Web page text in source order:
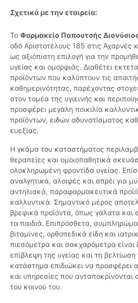
Σχετικά με την εταιρεία:
Το Φαρμακείο Παπουτσής
οδό Αριστοτέλους 185 στις Αχαρνές
ως αξιόπιστη επιλογή για την
υγείας και ομορφιάς. Διαθέτει
προϊόντων που καλύπτουν τις
καθημερινότητας, παρέχοντας
στον τομέα της υγιεινής και
προσφέρει μεγάλη ποικιλία
προϊόντων, ειδών αδυνατίσματος
ευεξίας.
Η γκάμα του καταστήματος
θεραπείες και ομοιοπαθητικά
ολοκληρωμένη φροντίδα υγείας.
αναλγητικά, αλοιφές και σπρέι για
αντηλιακά, παραφαρμακευτικά
καλλυντικά. Σημαντικό μέρος
βρεφικά προϊόντα, όπως γάλατα και
τα παιδιά. Επιπρόσθετα,
βιταμίνες, ορθοπεδικά είδη και
πιεσόμετρα και σακχαρόμετρα είναι
επίβλεψη της υγείας και τη
κατάστημα επιδιώκει να προσφέρει
και υπηρεσίες που ανταποκρίνονται
του κοινού του.